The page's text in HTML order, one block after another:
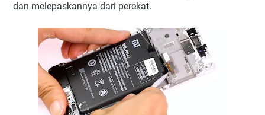
dan melepaskannya dari perekat.